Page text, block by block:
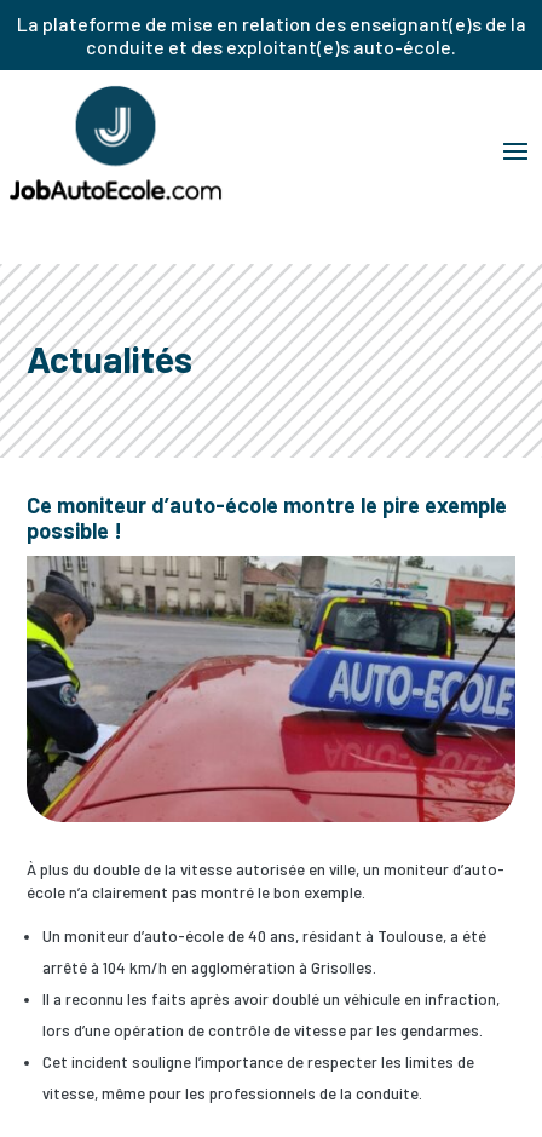
La plateforme de mise en relation des enseignant(e)s de la
conduite et des exploitant(e)s auto-école.
Actualités
Ce moniteur d’auto-école montre le pire exemple
possible !
À plus du double de la vitesse autorisée en ville, un moniteur d’auto-
école n’a clairement pas montré le bon exemple.
Un moniteur d’auto-école de 40 ans, résidant à Toulouse, a été
arrêté à 104 km/h en agglomération à Grisolles.
Il a reconnu les faits après avoir doublé un véhicule en infraction,
lors d’une opération de contrôle de vitesse par les gendarmes.
Cet incident souligne l’importance de respecter les limites de
vitesse, même pour les professionnels de la conduite.